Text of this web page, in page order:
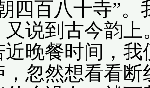
四百八十寺”
又说到古今韵
近晚餐时间，
，忽然想看看